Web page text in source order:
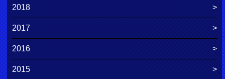
2018
2017
2016
2015